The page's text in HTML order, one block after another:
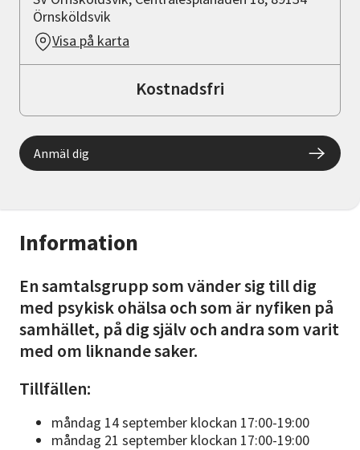
Information
En samtalsgrupp som vänder sig till dig
med psykisk ohälsa och som är nyfiken på
samhället, på dig själv och andra som varit
med om liknande saker.
Tillfällen:
måndag 14 september klockan 17:00-19:00
måndag 21 september klockan 17:00-19:00
Örnsköldsvik
Visa på karta
Kostnadsfri
Anmäl dig